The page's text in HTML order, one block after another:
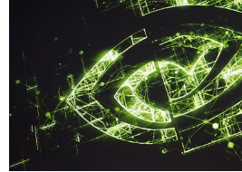
A WideLabs, em parceria com a
lançamento do Nemotron